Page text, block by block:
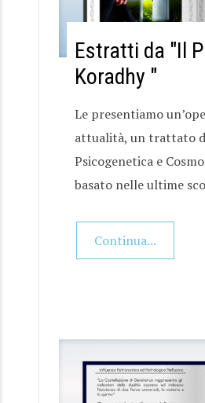
Estratti da "Il
Koradhy "
Le presentiamo
attualità, un trattato
Psicogenetica e
basato nelle ultime
Continua...